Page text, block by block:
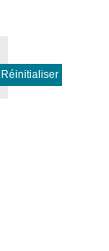
Réinitialiser